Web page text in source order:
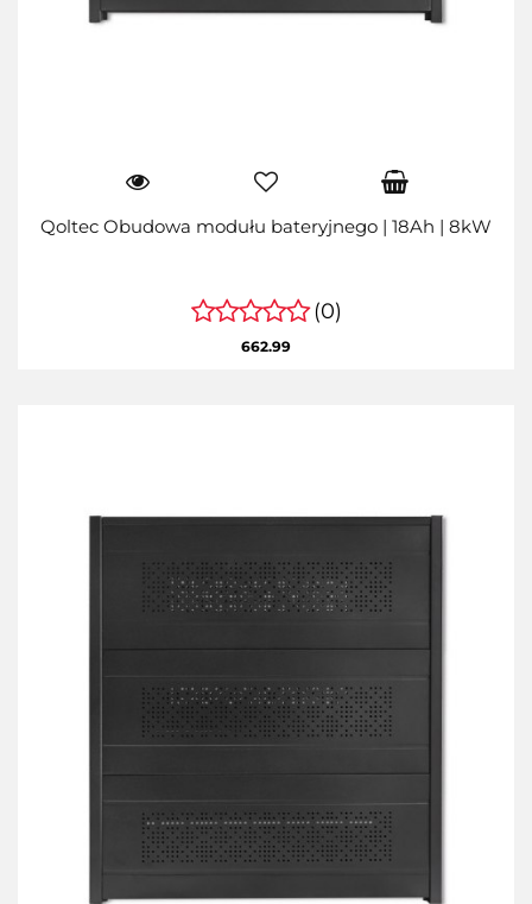
Qoltec Obudowa modułu bateryjnego | 18Ah | 8kW
(0)
662.99